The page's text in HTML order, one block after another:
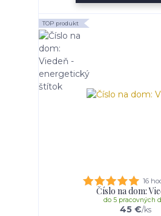
TOP produkt
16
Číslo na dom:
45 €/ks
do 5 pracovných